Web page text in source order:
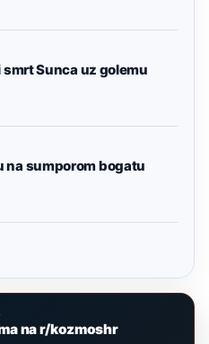
Sunca uz golemu
na sumporom bogatu
na r/kozmoshr